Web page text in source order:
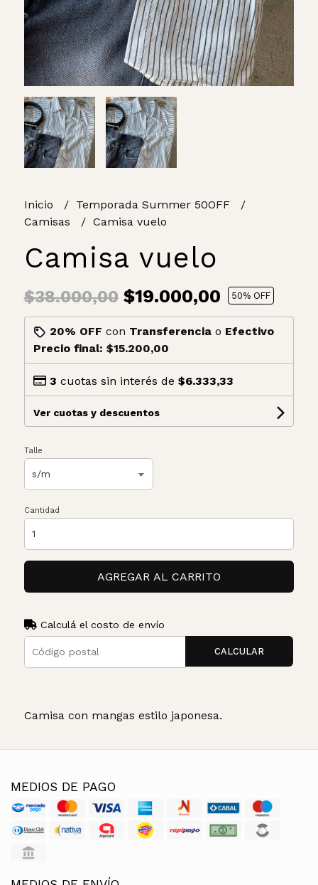
Inicio
Temporada Summer 50OFF
Camisas
Camisa vuelo
Camisa vuelo
$38.000,00$19.000,00 50% OFF
20% OFF con Transferenciao Efectivo
Precio final: $15.200,00
3 cuotas sin interés de $6.333,33
Ver cuotas y descuentos
Talle
Cantidad
AGREGAR AL CARRITO
Calculá el costo de envío
CALCULAR
Camisa con mangas estilo japonesa.
MEDIOS DE PAGO